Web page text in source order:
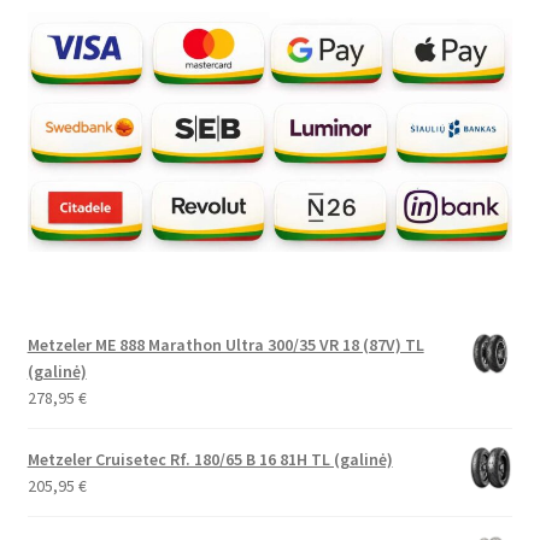
Metzeler ME 888 Marathon Ultra 300/35 VR 18 (87V) TL
(galinė)
278,95 €
Metzeler Cruisetec Rf. 180/65 B 16 81H TL (galinė)
205,95 €